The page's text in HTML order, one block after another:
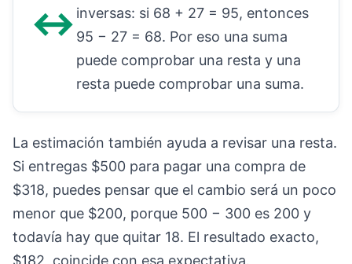
↔ inversas: si 68 + 27 = 95, entonces
95 − 27 = 68. Por eso una suma
puede comprobar una resta y una
resta puede comprobar una suma.
La estimación también ayuda a revisar una resta.
Si entregas $500 para pagar una compra de
$318, puedes pensar que el cambio será un poco
menor que $200, porque 500 − 300 es 200 y
todavía hay que quitar 18. El resultado exacto,
$182, coincide con esa expectativa.